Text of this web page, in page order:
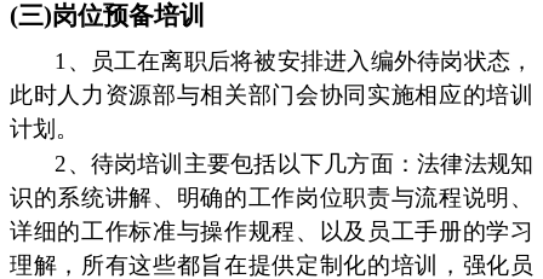
(三)岗位预备培训
1、员工在离职后将被安排进入编外待岗状态，
此时人力资源部与相关部门会协同实施相应的培训
计划。
2、待岗培训主要包括以下几方面：法律法规知
识的系统讲解、明确的工作岗位职责与流程说明、
详细的工作标准与操作规程、以及员工手册的学习
理解，所有这些都旨在提供定制化的培训，强化员